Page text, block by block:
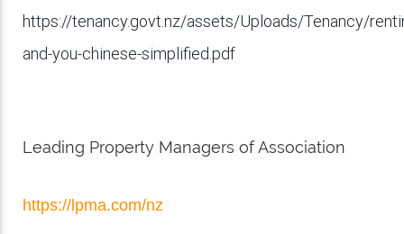
https://tenancy.govt.nz/assets/Uploads/Tenancy/
and-you-chinese-simplified.pdf
Leading Property Managers of Association
https://lpma.com/nz